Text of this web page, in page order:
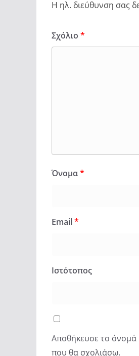
Η ηλ. διεύθυνση σας
Σχόλιο *
Όνομα*
Email*
Ιστότοπος
Αποθήκευσε το όνομά
που θα σχολιάσω.